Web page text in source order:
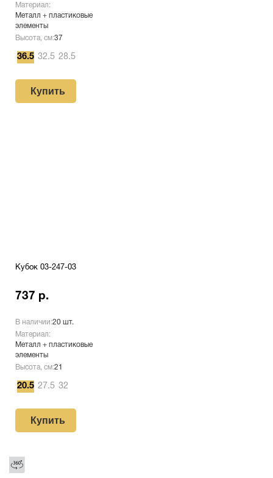
Материал:
Металл + пластиковые
элементы
Высота, см:37
36.5 32.5 28.5
Купить
Кубок 03-247-03
737 р.
В наличии:20 шт.
Материал:
Металл + пластиковые
элементы
Высота, см:21
20.5 27.5 32
Купить